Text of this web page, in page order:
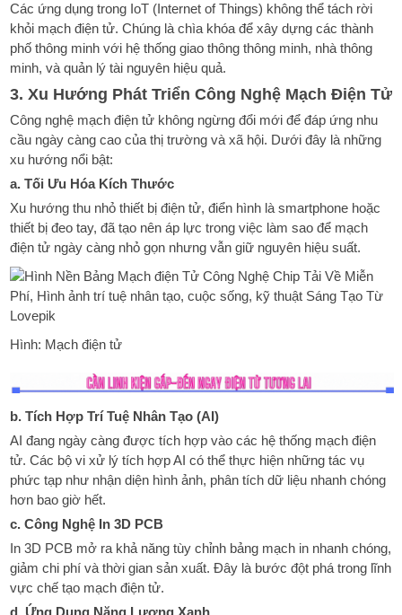
Các ứng dụng trong IoT (Internet of Things) không thể tách rời
khỏi mạch điện tử. Chúng là chìa khóa để xây dựng các thành
phố thông minh với hệ thống giao thông thông minh, nhà thông
minh, và quản lý tài nguyên hiệu quả.
3. Xu Hướng Phát Triển Công Nghệ Mạch Điện Tử
Công nghệ mạch điện tử không ngừng đổi mới để đáp ứng nhu
cầu ngày càng cao của thị trường và xã hội. Dưới đây là những
xu hướng nổi bật:
a. Tối Ưu Hóa Kích Thước
Xu hướng thu nhỏ thiết bị điện tử, điển hình là smartphone hoặc
thiết bị đeo tay, đã tạo nên áp lực trong việc làm sao để mạch
điện tử ngày càng nhỏ gọn nhưng vẫn giữ nguyên hiệu suất.
Hình: Mạch điện tử
b. Tích Hợp Trí Tuệ Nhân Tạo (AI)
AI đang ngày càng được tích hợp vào các hệ thống mạch điện
tử. Các bộ vi xử lý tích hợp AI có thể thực hiện những tác vụ
phức tạp như nhận diện hình ảnh, phân tích dữ liệu nhanh chóng
hơn bao giờ hết.
c. Công Nghệ In 3D PCB
In 3D PCB mở ra khả năng tùy chỉnh bảng mạch in nhanh chóng,
giảm chi phí và thời gian sản xuất. Đây là bước đột phá trong lĩnh
vực chế tạo mạch điện tử.